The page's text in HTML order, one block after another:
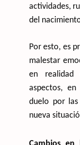
actividades,
del
Por esto, es
malestar
en
aspectos,
duelo por
nueva